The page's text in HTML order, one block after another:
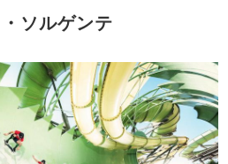
ソルゲンテ